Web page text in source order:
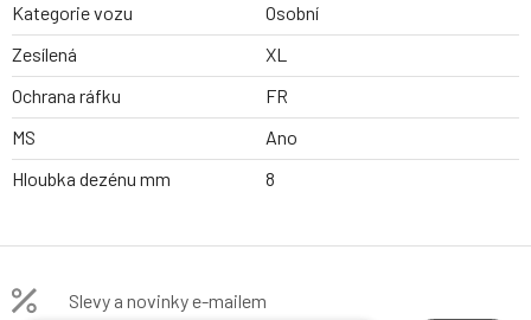
Kategorie vozu
Osobní
Zesílená
XL
Ochrana ráfku
FR
MS
Ano
Hloubka dezénu mm
8
Slevy a novinky e-mailem